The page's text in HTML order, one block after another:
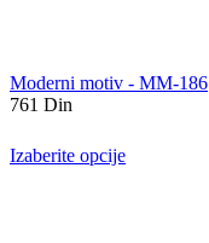
Moderni motiv - MM-186
761 Din
Izaberite opcije